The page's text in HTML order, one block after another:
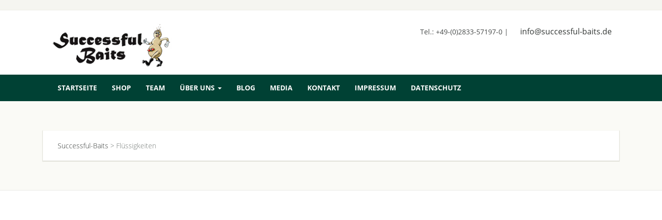
Tel.: +49-(0)2833-57197-0 | info@successful-baits.de
STARTSEITE SHOP TEAM ÜBER UNS BLOG MEDIA KONTAKT IMPRESSUM DATENSCHUTZ
Successful-Baits > Flüssigkeiten